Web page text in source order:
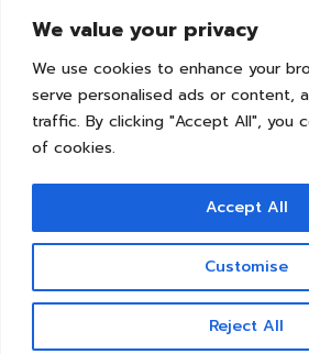
We value your privacy
We use cookies to enhance your
serve personalised ads or content,
traffic. By clicking "Accept All", you
of cookies.
Customise
Reject All
Accept All
ที่อยู่ : 789 หมู่ที่ 2 ต.แพรกษาใหม่ อ.เมื
จ.สมุทรปราการ 10280 ประเทศไทย
© Copyright 2026 | All Rights
+66 2 8265479
Whatsapp :+66 82 7929242
Line :@ojsqueeze
sales@mtf.co.th